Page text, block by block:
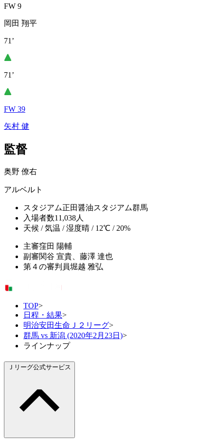
FW 9
岡田 翔平
71’
71’
FW 39
矢村 健
監督
奥野 僚右
アルベルト
スタジアム正田醤油スタジアム群馬
入場者数11,038人
天候 / 気温 / 湿度晴 / 12℃ / 20%
主審窪田 陽輔
副審関谷 宣貴、藤澤 達也
第４の審判員堀越 雅弘
TOP>
日程・結果>
明治安田生命Ｊ２リーグ>
群馬 vs 新潟 (2020年2月23日)>
ラインナップ
Ｊリーグ公式サービス